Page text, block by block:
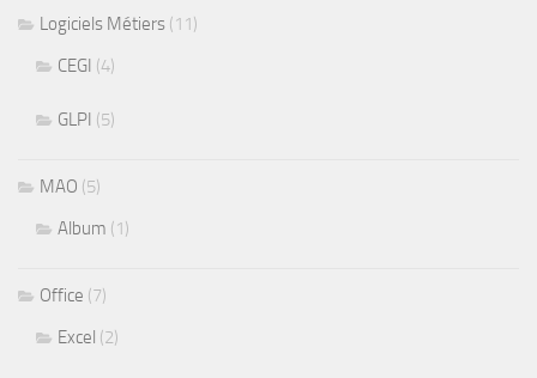
Logiciels Métiers (11)
CEGI (4)
GLPI (5)
MAO (5)
Album (1)
Office (7)
Excel (2)